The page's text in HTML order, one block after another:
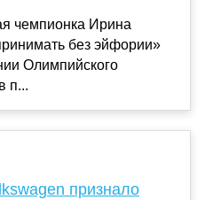
чемпионка Ирина
без эйфории»
Олимпийского
п...
признало